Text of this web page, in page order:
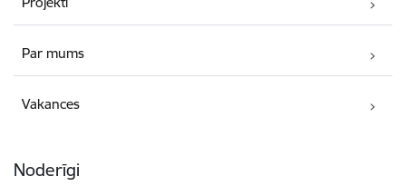
Par mums
Vakances
Noderīgi